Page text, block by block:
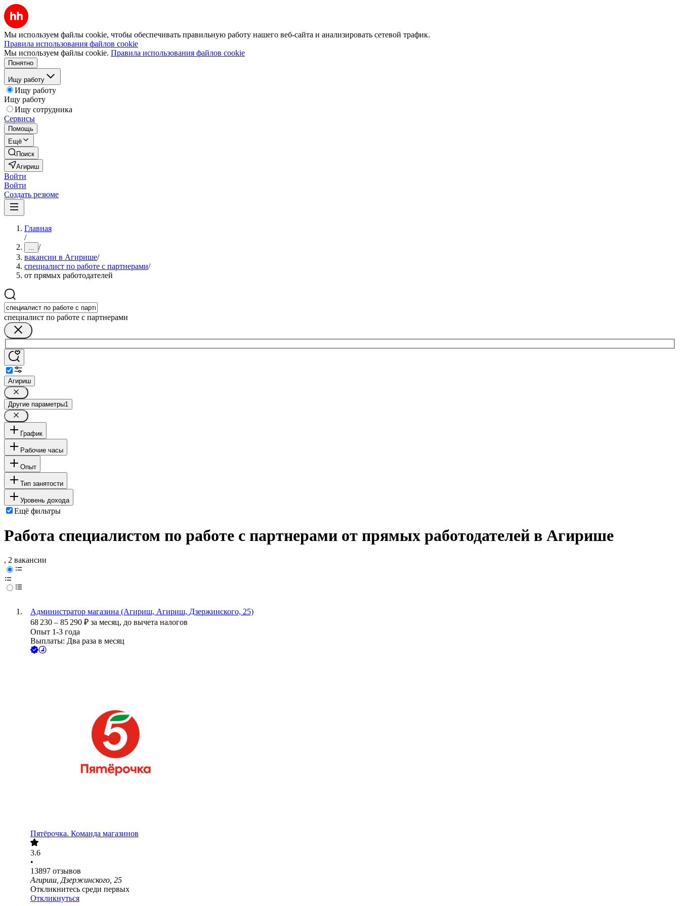
Мы используем файлы cookie, чтобы обеспечивать правильную работу нашего веб-сайта и анализировать сетевой трафик.
Правила использования файлов cookie
Мы используем файлы cookie. Правила использования файлов cookie
Понятно
Ищу работу
Ищу работу
Ищу работу
Ищу сотрудника
Сервисы
Помощь
Ещё
Поиск
Агириш
Войти
Войти
Создать резюме
Главная
/
... /
вакансии в Агирише/
специалист по работе с партнерами/
от прямых работодателей
специалист по работе с партнерами
Агириш
Другие параметры1
График
Рабочие часы
Опыт
Тип занятости
Уровень дохода
Ещё фильтры
Работа специалистом по работе с партнерами от прямых работодателей в Агирише
, 2 вакансии
Администратор магазина (Агириш, Агириш, Дзержинского, 25)
68 230 – 85 290 ₽ за месяц, до вычета налогов
Опыт 1-3 года
Выплаты: Два раза в месяц
Пятёрочка. Команда магазинов
3.6
•
13897 отзывов
Агириш, Дзержинского, 25
Откликнитесь среди первых
Откликнуться